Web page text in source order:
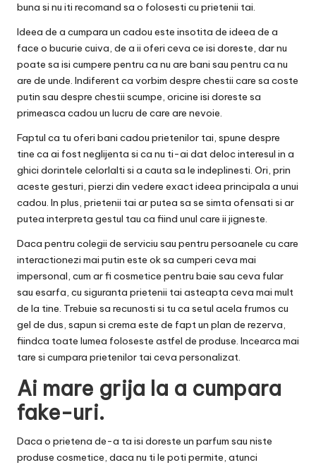
buna si nu iti recomand sa o folosesti cu prietenii tai.
Ideea de a cumpara un cadou este insotita de ideea de a
face o bucurie cuiva, de a ii oferi ceva ce isi doreste, dar nu
poate sa isi cumpere pentru ca nu are bani sau pentru ca nu
are de unde. Indiferent ca vorbim despre chestii care sa coste
putin sau despre chestii scumpe, oricine isi doreste sa
primeasca cadou un lucru de care are nevoie.
Faptul ca tu oferi bani cadou prietenilor tai, spune despre
tine ca ai fost neglijenta si ca nu ti-ai dat deloc interesul in a
ghici dorintele celorlalti si a cauta sa le indeplinesti. Ori, prin
aceste gesturi, pierzi din vedere exact ideea principala a unui
cadou. In plus, prietenii tai ar putea sa se simta ofensati si ar
putea interpreta gestul tau ca fiind unul care ii jigneste.
Daca pentru colegii de serviciu sau pentru persoanele cu care
interactionezi mai putin este ok sa cumperi ceva mai
impersonal, cum ar fi cosmetice pentru baie sau ceva fular
sau esarfa, cu siguranta prietenii tai asteapta ceva mai mult
de la tine. Trebuie sa recunosti si tu ca setul acela frumos cu
gel de dus, sapun si crema este de fapt un plan de rezerva,
fiindca toate lumea foloseste astfel de produse. Incearca mai
tare si cumpara prietenilor tai ceva personalizat.
Ai mare grija la a cumpara
fake-uri.
Daca o prietena de-a ta isi doreste un parfum sau niste
produse cosmetice, daca nu ti le poti permite, atunci